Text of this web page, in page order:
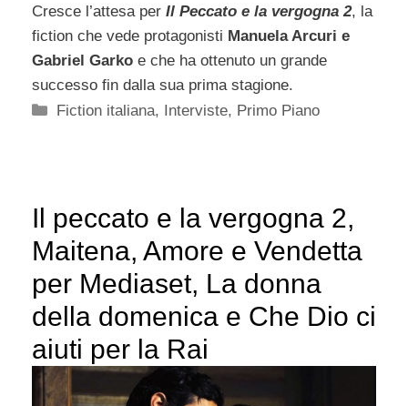
Cresce l’attesa per Il Peccato e la vergogna 2, la
fiction che vede protagonisti Manuela Arcuri e
Gabriel Garko e che ha ottenuto un grande
successo fin dalla sua prima stagione.
Categorie
Fiction italiana, Interviste, Primo Piano
Il peccato e la vergogna 2,
Maitena, Amore e Vendetta
per Mediaset, La donna
della domenica e Che Dio ci
aiuti per la Rai